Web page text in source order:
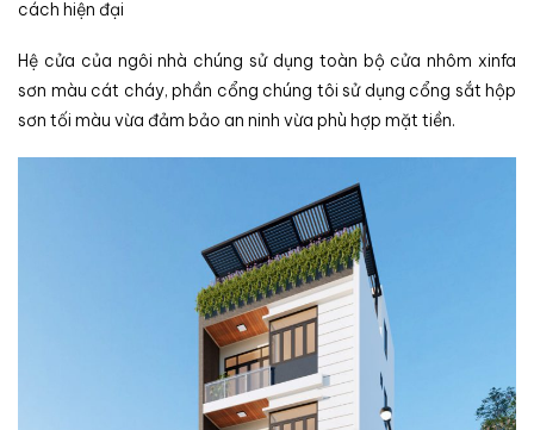
cách hiện đại
Hệ cửa của ngôi nhà chúng sử dụng toàn bộ cửa nhôm xinfa
sơn màu cát cháy, phần cổng chúng tôi sử dụng cổng sắt hộp
sơn tối màu vừa đảm bảo an ninh vừa phù hợp mặt tiền.